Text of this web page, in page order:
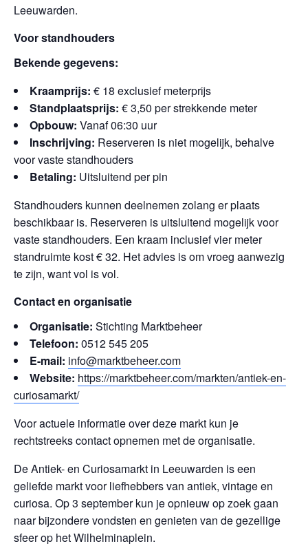
Leeuwarden.
Voor standhouders
Bekende gegevens:
Kraamprijs: € 18 exclusief meterprijs
Standplaatsprijs: € 3,50 per strekkende meter
Opbouw: Vanaf 06:30 uur
Inschrijving: Reserveren is niet mogelijk, behalve
voor vaste standhouders
Betaling: Uitsluitend per pin
Standhouders kunnen deelnemen zolang er plaats
beschikbaar is. Reserveren is uitsluitend mogelijk voor
vaste standhouders. Een kraam inclusief vier meter
standruimte kost € 32. Het advies is om vroeg aanwezig
te zijn, want vol is vol.
Contact en organisatie
Organisatie: Stichting Marktbeheer
Telefoon: 0512 545 205
E-mail: info@marktbeheer.com
Website: https://marktbeheer.com/markten/antiek-en-
curiosamarkt/
Voor actuele informatie over deze markt kun je
rechtstreeks contact opnemen met de organisatie.
De Antiek- en Curiosamarkt in Leeuwarden is een
geliefde markt voor liefhebbers van antiek, vintage en
curiosa. Op 3 september kun je opnieuw op zoek gaan
naar bijzondere vondsten en genieten van de gezellige
sfeer op het Wilhelminaplein.